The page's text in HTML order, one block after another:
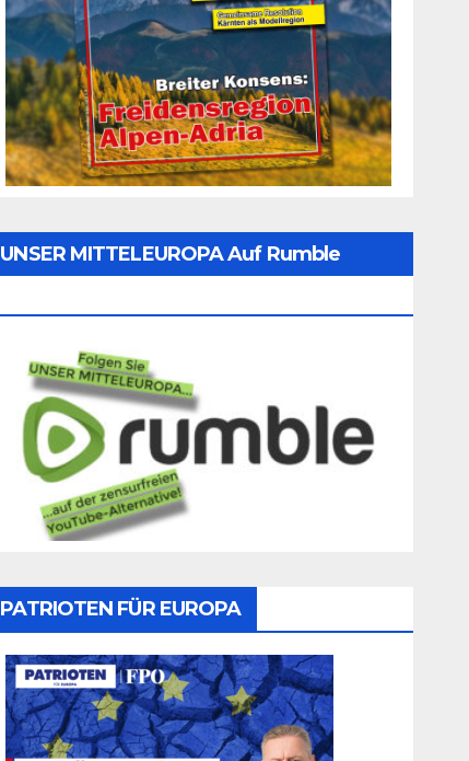
UNSER MITTELEUROPA Auf Rumble
PATRIOTEN FÜR EUROPA